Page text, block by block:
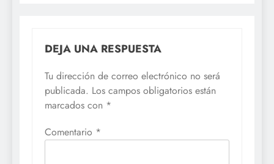
DEJA UNA RESPUESTA
Tu dirección de correo electrónico no será
publicada. Los campos obligatorios están
marcados con *
Comentario *